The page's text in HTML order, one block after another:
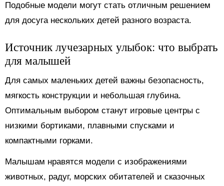
Подобные модели могут стать отличным решением
для досуга нескольких детей разного возраста.
Источник лучезарных улыбок: что выбрать
для малышей
Для самых маленьких детей важны безопасность,
мягкость конструкции и небольшая глубина.
Оптимальным выбором станут игровые центры с
низкими бортиками, плавными спусками и
компактными горками.
Малышам нравятся модели с изображениями
животных, радуг, морских обитателей и сказочных